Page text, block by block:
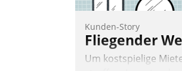
Kunden-Story
Fliegender
Um kostspielige